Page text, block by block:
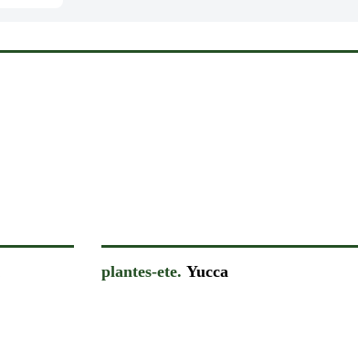
plantes-ete. Yucca